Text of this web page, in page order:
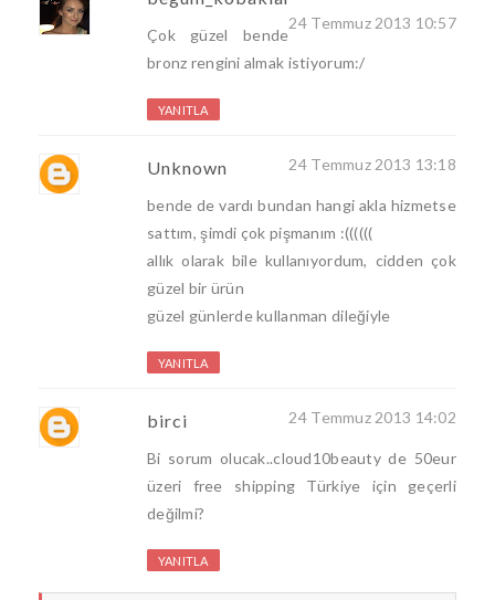
24 Temmuz 2013 10:57
Çok güzel bende
bronz rengini almak istiyorum:/
YANITLA
Unknown 24 Temmuz 2013 13:18
bende de vardı bundan hangi akla hizmetse
sattım, şimdi çok pişmanım :((((((
allık olarak bile kullanıyordum, cidden çok
güzel bir ürün
güzel günlerde kullanman dileğiyle
YANITLA
birci 24 Temmuz 2013 14:02
Bi sorum olucak..cloud10beauty de 50eur
üzeri free shipping Türkiye için geçerli
değilmi?
YANITLA